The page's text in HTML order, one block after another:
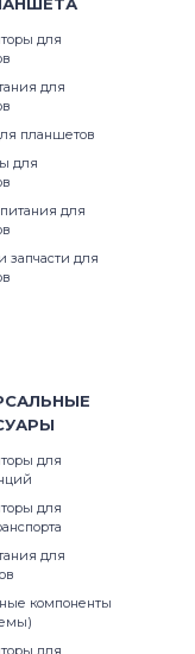
для
для
планшетов
для
для
для
для
для
для
компоненты
для